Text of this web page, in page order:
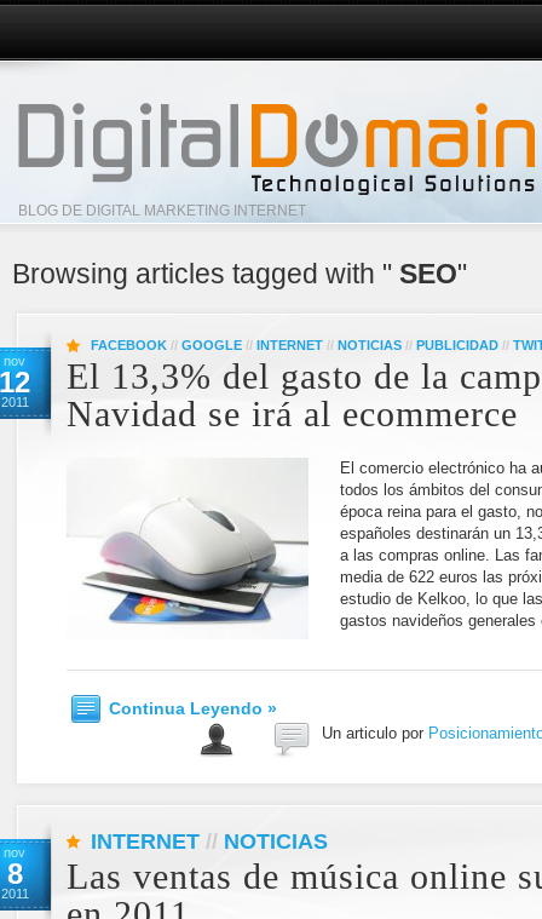
BLOG DE DIGITAL MARKETING INTERNET
Browsing articles tagged with " SEO"
nov
12
2011
FACEBOOK // GOOGLE // INTERNET // NOTICIAS // PUBLICIDAD //
El 13,3% del gasto de la
Navidad se irá al ecommerce
El comercio electrónico ha
todos los ámbitos del
época reina para el gasto,
españoles destinarán un
a las compras online. Las
media de 622 euros las
estudio de Kelkoo, lo que
gastos navideños
Continua Leyendo »
Un articulo por
nov
8
2011
INTERNET // NOTICIAS
Las ventas de música online